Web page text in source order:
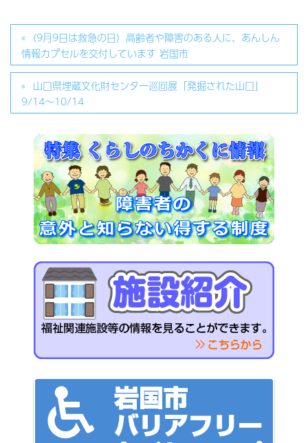
(9月9日は救急の日）高齢者や障害のある人に、あんしん
情報カプセルを交付しています 岩国市
山口県埋蔵文化財センター巡回展「発掘された山口」
9/14～10/14